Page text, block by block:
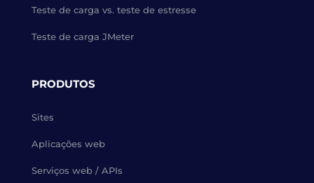
Teste de carga vs. teste de estresse
Teste de carga JMeter
PRODUTOS
Sites
Aplicações web
Serviços web / APIs